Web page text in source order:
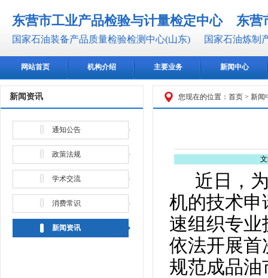
东营市工业产品检验与计量检定中心 东营
国家石油装备产品质量检验检测中心(山东) 国家石油炼制
网站首页 机构介绍 主要业务 新闻中心
新闻资讯
通知公告
政策法规
学术交流
消费常识
新闻资讯
您现在的位置： 首页 > 新闻
近日，
机的技术
速组织专
依法开展
规范成品